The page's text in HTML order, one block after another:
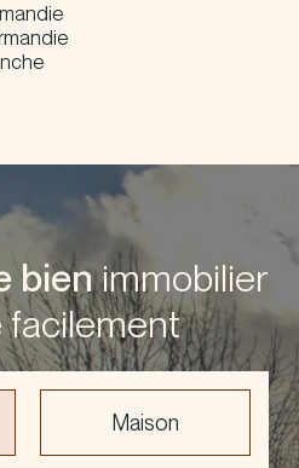
bienimmobilier
facilement
Maison